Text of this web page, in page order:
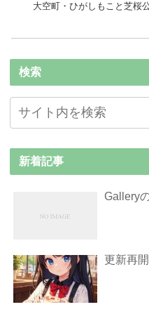
大空町・ひがしもこと芝桜
検索
新着記事
Gallery
更新再